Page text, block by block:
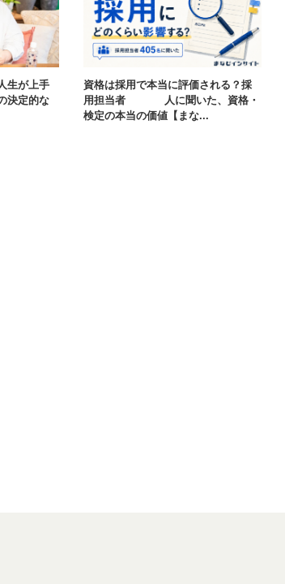
生が上手
決定的な
資格は採用で本当に評価される？採
用担当者405人に聞いた、資格・
検定の本当の価値【まな...